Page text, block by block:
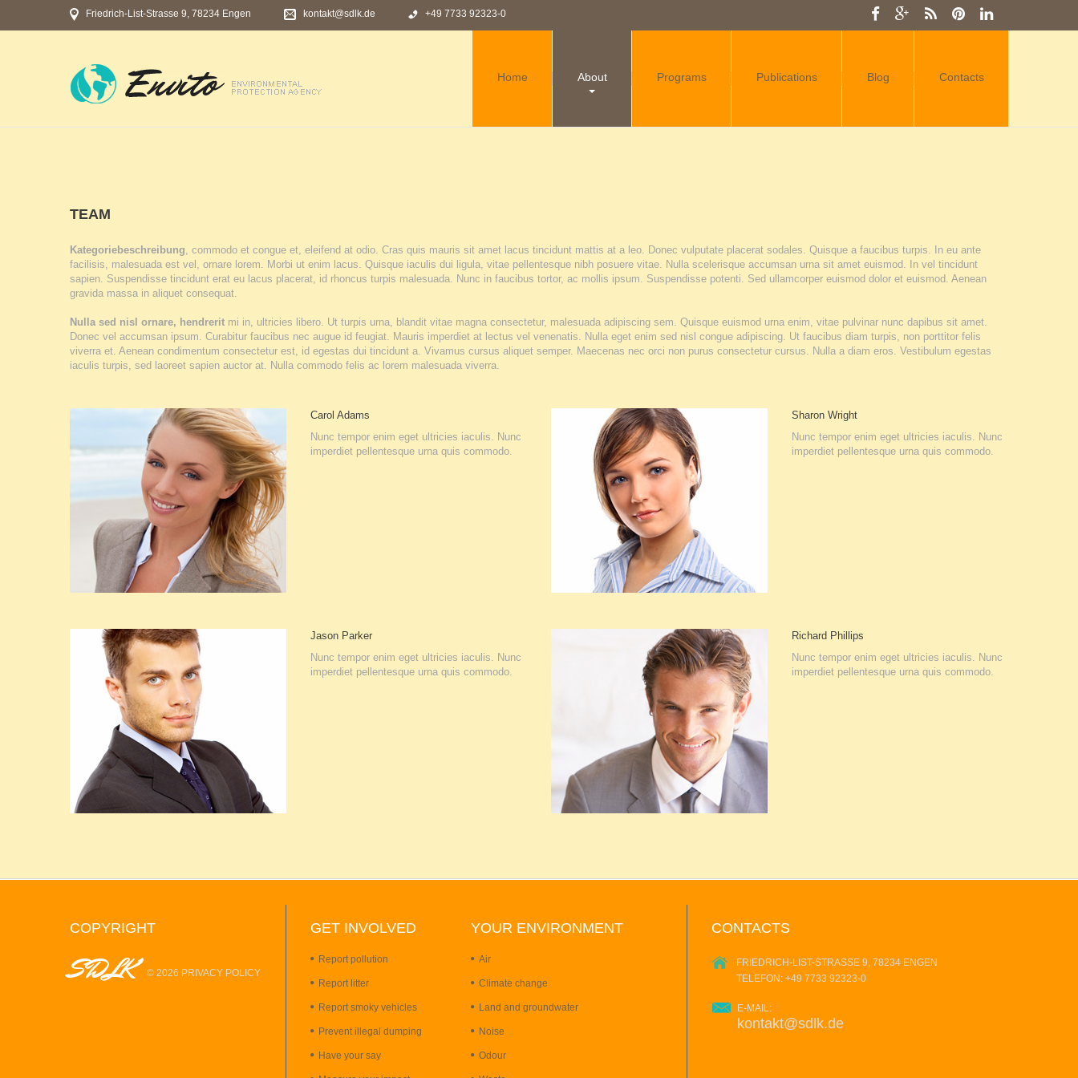
Friedrich-List-Strasse 9, 78234 Engen kontakt@sdlk.de +49 7733 92323-0
Home About Programs Publications Blog Contacts
TEAM
Kategoriebeschreibung, commodo et congue et, eleifend at odio. Cras quis mauris sit amet lacus tincidunt mattis at a leo. Donec vulputate placerat sodales. Quisque a faucibus turpis. In eu ante
facilisis, malesuada est vel, ornare lorem. Morbi ut enim lacus. Quisque iaculis dui ligula, vitae pellentesque nibh posuere vitae. Nulla scelerisque accumsan urna sit amet euismod. In vel tincidunt
sapien. Suspendisse tincidunt erat eu lacus placerat, id rhoncus turpis malesuada. Nunc in faucibus tortor, ac mollis ipsum. Suspendisse potenti. Sed ullamcorper euismod dolor et euismod. Aenean
gravida massa in aliquet consequat.
Nulla sed nisl ornare, hendrerit mi in, ultricies libero. Ut turpis urna, blandit vitae magna consectetur, malesuada adipiscing sem. Quisque euismod urna enim, vitae pulvinar nunc dapibus sit amet.
Donec vel accumsan ipsum. Curabitur faucibus nec augue id feugiat. Mauris imperdiet at lectus vel venenatis. Nulla eget enim sed nisl congue adipiscing. Ut faucibus diam turpis, non porttitor felis
viverra et. Aenean condimentum consectetur est, id egestas dui tincidunt a. Vivamus cursus aliquet semper. Maecenas nec orci non purus consectetur cursus. Nulla a diam eros. Vestibulum egestas
iaculis turpis, sed laoreet sapien auctor at. Nulla commodo felis ac lorem malesuada viverra.
Carol Adams
Nunc tempor enim eget ultricies iaculis. Nunc
imperdiet pellentesque urna quis commodo.
Sharon Wright
Nunc tempor enim eget ultricies iaculis. Nunc
imperdiet pellentesque urna quis commodo.
Jason Parker
Nunc tempor enim eget ultricies iaculis. Nunc
imperdiet pellentesque urna quis commodo.
Richard Phillips
Nunc tempor enim eget ultricies iaculis. Nunc
imperdiet pellentesque urna quis commodo.
CONTACTS
FRIEDRICH-LIST-STRASSE 9, 78234 ENGEN
TELEFON: +49 7733 92323-0
E-MAIL:
kontakt@sdlk.de
YOUR ENVIRONMENT
Air
Climate change
Land and groundwater
Noise
Odour
GET INVOLVED
Report pollution
Report litter
Report smoky vehicles
Prevent illegal dumping
Have your say
COPYRIGHT
SDLK © 2026 PRIVACY POLICY